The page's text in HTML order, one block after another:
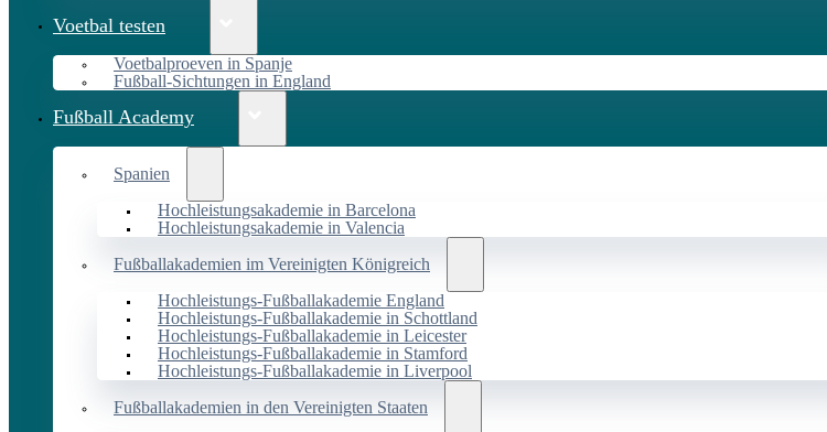
Voetbal testen
Voetbalproeven in Spanje
Fußball-Sichtungen in England
Fußball Academy
Spanien
Hochleistungsakademie in Barcelona
Hochleistungsakademie in Valencia
Fußballakademien im Vereinigten Königreich
Hochleistungs-Fußballakademie England
Hochleistungs-Fußballakademie in Schottland
Hochleistungs-Fußballakademie in Leicester
Hochleistungs-Fußballakademie in Stamford
Hochleistungs-Fußballakademie in Liverpool
Fußballakademien in den Vereinigten Staaten